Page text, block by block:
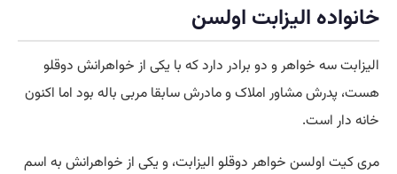
خانواده الیزابت اولسن
الیزابت سه خواهر و دو برادر دارد که با یکی از خواهرانش دوقلو
هست، پدرش مشاور املاک و مادرش سابقا مربی باله بود اما اکنون
خانه دار است.
مری کیت اولسن خواهر دوقلو الیزابت، و یکی از خواهرانش به اسم